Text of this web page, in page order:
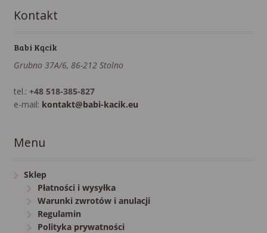
Kontakt
Babi Kącik
Grubno 37A/6, 86-212 Stolno
tel.: +48 518-385-827
e-mail: kontakt@babi-kacik.eu
Menu
Sklep
Płatności i wysyłka
Warunki zwrotów i anulacji
Regulamin
Polityka prywatności